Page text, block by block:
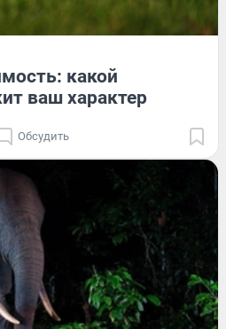
какой
ваш характер
Обсудить